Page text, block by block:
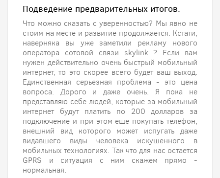
Подведение предварительных итогов.
Что можно сказать с уверенностью? Мы явно не
стоим на месте и развитие продолжается. Кстати,
наверняка вы уже заметили рекламу нового
оператора сотовой связи skylink ? Если вам
нужен действительно очень быстрый мобильный
интернет, то это скорее всего будет ваш выход.
Единственная серьезная проблема - это цена
вопроса. Дорого и даже очень. Я пока не
представляю себе людей, которые за мобильный
интернет будут платить по 200 долларов за
подключение и при этом еще покупать телефон,
внешний вид которого может испугать даже
видавшего виды человека искушенного в
мобильных технологиях. Так что для нас остается
GPRS и ситуация с ним скажем прямо -
нормальная.